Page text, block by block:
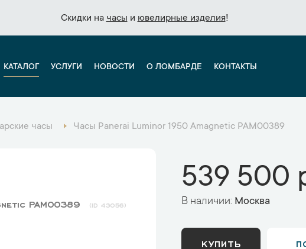
Скидки на часы и ювелирные изделия!
Скидки на часы и ювелирные изделия!
КАТАЛОГ УСЛУГИ НОВОСТИ О ЛОМБАРДЕ КОНТАКТЫ
часы Часы Panerai Luminor 1950 Amagnetic PAM00389
PAM00389 43056
539 500
В наличии: Москва
КУПИТЬ